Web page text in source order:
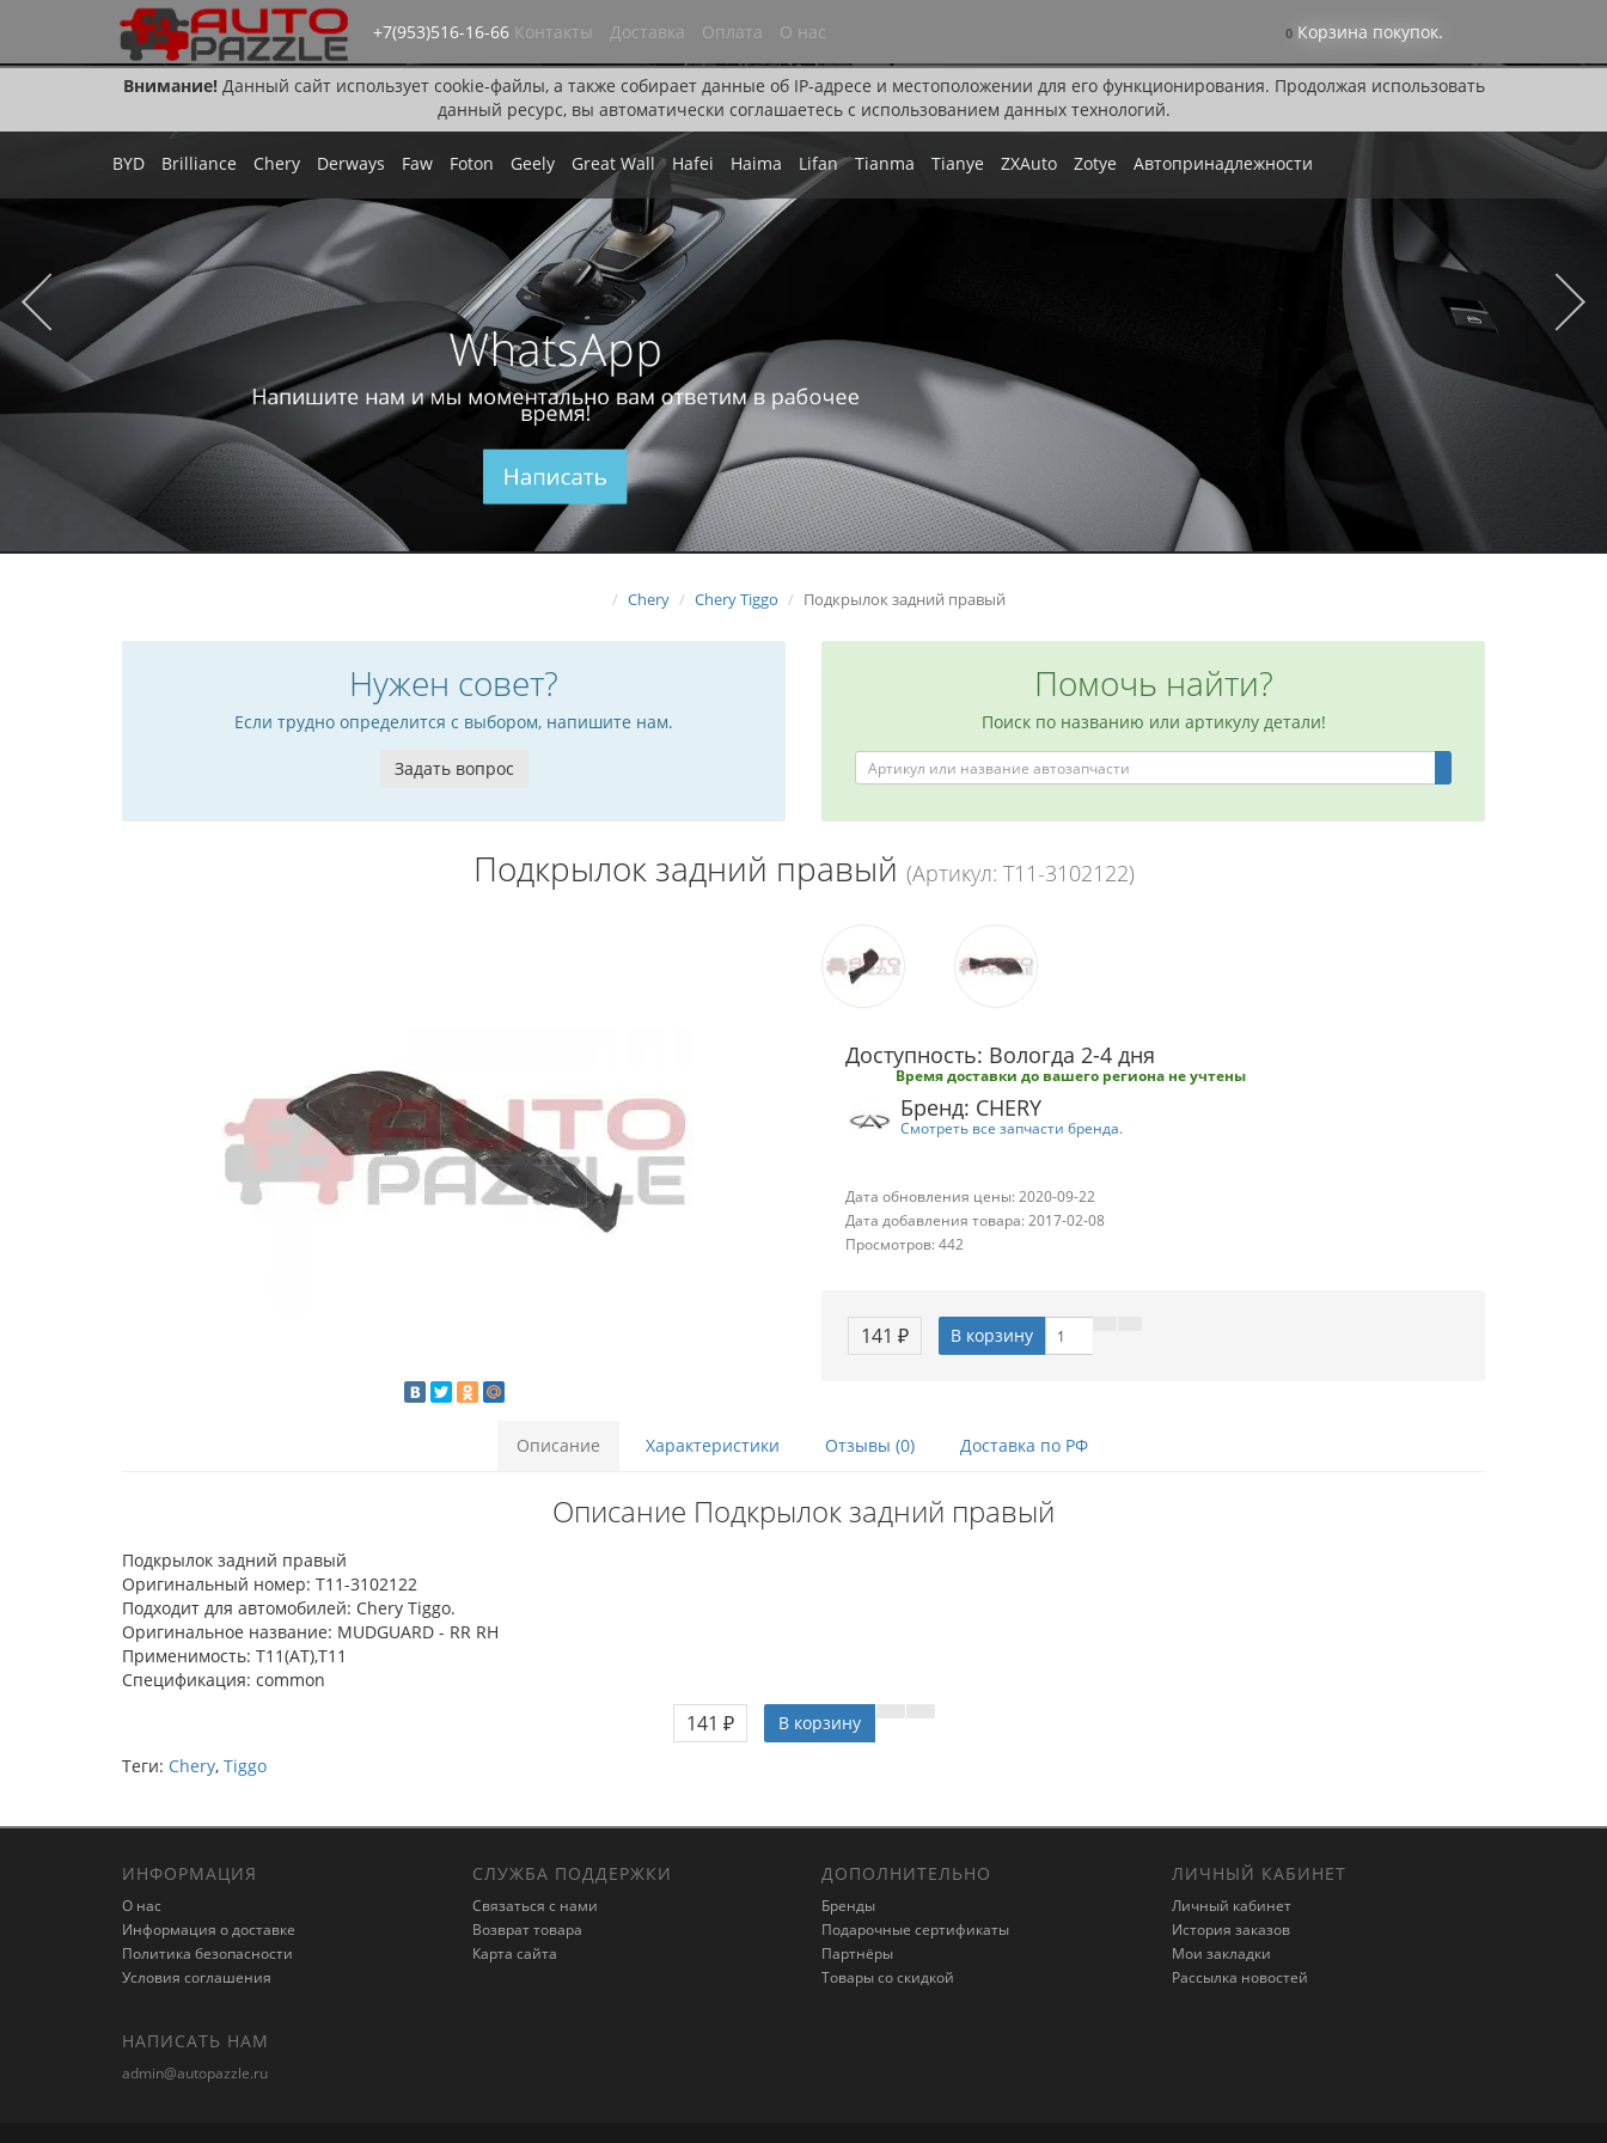
Внимание!Данный сайт использует cookie-файлы, а также собирает данные об IP-адресе и местоположении для его функционирования. Продолжая использовать
данный ресурс, вы автоматически соглашаетесь с использованием данных технологий.
+7(953)516-16-66 Контакты Доставка Оплата О нас 0 Корзина покупок.
BYD Brilliance Chery Derways Faw Foton Geely Great Wall Hafei Haima Lifan Tianma Tianye ZXAuto Zotye Автопринадлежности
WhatsApp
Напишите нам и мы моментально вам ответим в рабочее
время!
Написать
Chery Chery Tiggo Подкрылок задний правый
Нужен совет?
Если трудно определится с выбором, напишите нам.
Задать вопрос
Помочь найти?
Поиск по названию или артикулу детали!
Подкрылок задний правый (Артикул: T11-3102122)
Доступность: Вологда 2-4 дня
Время доставки до вашего региона не учтены
Бренд: CHERY
Смотреть все запчасти бренда.
Дата обновления цены: 2020-09-22
Дата добавления товара: 2017-02-08
Просмотров: 442
141 ₽ В корзину
Описание Характеристики Отзывы (0) Доставка по РФ
Описание Подкрылок задний правый
Подкрылок задний правый
Оригинальный номер: T11-3102122
Подходит для автомобилей: Chery Tiggo.
Оригинальное название: MUDGUARD - RR RH
Применимость: T11(AT),T11
Спецификация: common
141 ₽
В корзину
Теги: Chery, Tiggo
ИНФОРМАЦИЯ
О нас
Информация о доставке
Политика безопасности
Условия соглашения
СЛУЖБА ПОДДЕРЖКИ
Связаться с нами
Возврат товара
Карта сайта
ДОПОЛНИТЕЛЬНО
Бренды
Подарочные сертификаты
Партнёры
Товары со скидкой
ЛИЧНЫЙ КАБИНЕТ
Личный кабинет
История заказов
Мои закладки
Рассылка новостей
НАПИСАТЬ НАМ
admin@autopazzle.ru